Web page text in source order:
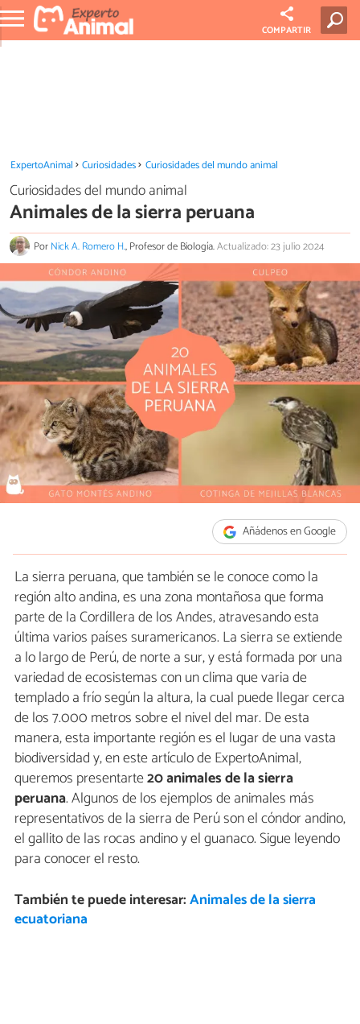
COMPARTIR
ExpertoAnimal Curiosidades Curiosidades del mundo animal
Curiosidades del mundo animal
Animales de la sierra peruana
PorNick A. Romero H., Profesor de Biología.Actualizado: 23 julio 2024
Añádenos en Google
La sierra peruana, que también se le conoce como la
región alto andina, es una zona montañosa que forma
parte de la Cordillera de los Andes, atravesando esta
última varios países suramericanos. La sierra se extiende
a lo largo de Perú, de norte a sur, y está formada por una
variedad de ecosistemas con un clima que varia de
templado a frío según la altura, la cual puede llegar cerca
de los 7.000 metros sobre el nivel del mar. De esta
manera, esta importante región es el lugar de una vasta
biodiversidad y, en este artículo de ExpertoAnimal,
queremos presentarte20animales de la sierra
peruana. Algunos de los ejemplos de animales más
representativos de la sierra de Perú son el cóndor andino,
el gallito de las rocas andino y el guanaco. Sigue leyendo
para conocer el resto.
También te puede interesar:Animales de la sierra
ecuatoriana